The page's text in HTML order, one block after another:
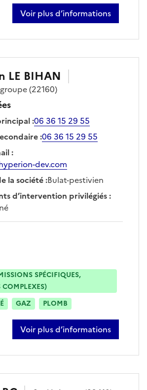
Voir plus d’informations
sur jimmy andre
LE BIHAN
(22160)
:06 36 15 29 55
:06 36 15 29 55
:
dev.com
la société:Bulat-pestivien
d’intervention privilégiés:
SPÉCIFIQUES,
GAZ PLOMB
Voir plus d’informations
sur sébastien le bihan